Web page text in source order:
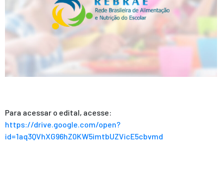
Para acessar o edital, acesse:
https://drive.google.com/open?
id=1aq3QVhXG96hZ0KW5imtbUZVicE5cbvmd